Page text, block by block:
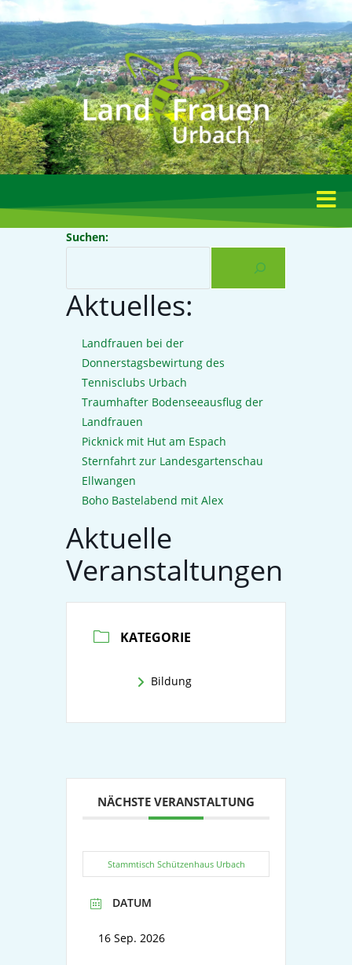
Suchen:
Aktuelles:
Landfrauen bei der
Donnerstagsbewirtung des
Tennisclubs Urbach
Traumhafter Bodenseeausflug der
Landfrauen
Picknick mit Hut am Espach
Sternfahrt zur Landesgartenschau
Ellwangen
Boho Bastelabend mit Alex
Aktuelle
Veranstaltungen
KATEGORIE
Bildung
NÄCHSTE VERANSTALTUNG
Stammtisch Schützenhaus Urbach
DATUM
16 Sep. 2026